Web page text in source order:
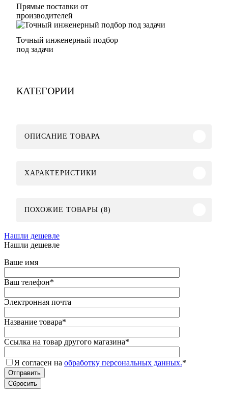
Прямые поставки от
производителей
Точный инженерный подбор
под задачи
КАТЕГОРИИ
ОПИСАНИЕ ТОВАРА
ХАРАКТЕРИСТИКИ
ПОХОЖИЕ ТОВАРЫ (8)
Нашли дешевле
Нашли дешевле
Ваше имя
Ваш телефон*
Электронная почта
Название товара*
Ссылка на товар другого магазина*
Я согласен на обработку персональных данных.*